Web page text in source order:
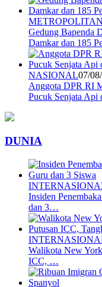
METROPOLITAN
Gedung Bapenda
Damkar dan 185
NASIONAL07/
Anggota DPR RI
Pucuk Senjata Api
DUNIA
Insiden
dan 3…
Walikota New
ICC, …